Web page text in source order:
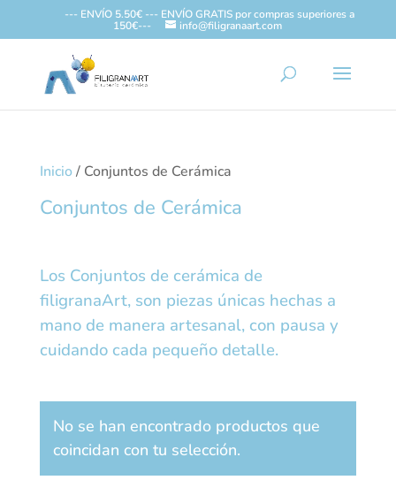
--- ENVÍO 5.50€ --- ENVÍO GRATIS por compras superiores a
150€---
info@filigranaart.com
Inicio/ Conjuntos de Cerámica
Conjuntos de Cerámica
Los Conjuntos de cerámica de
filigranaArt, son piezas únicas hechas a
mano de manera artesanal, con pausa y
cuidando cada pequeño detalle.
No se han encontrado productos que
coincidan con tu selección.